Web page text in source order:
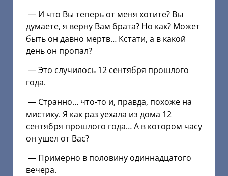
— И что Вы теперь от меня хотите? Вы
думаете, я верну Вам брата? Но как? Может
быть он давно мертв… Кстати, а в какой
день он пропал?
— Это случилось 12 сентября прошлого
года.
— Странно… что-то и, правда, похоже на
мистику. Я как раз уехала из дома 12
сентября прошлого года… А в котором часу
он ушел от Вас?
— Примерно в половину одиннадцатого
вечера.